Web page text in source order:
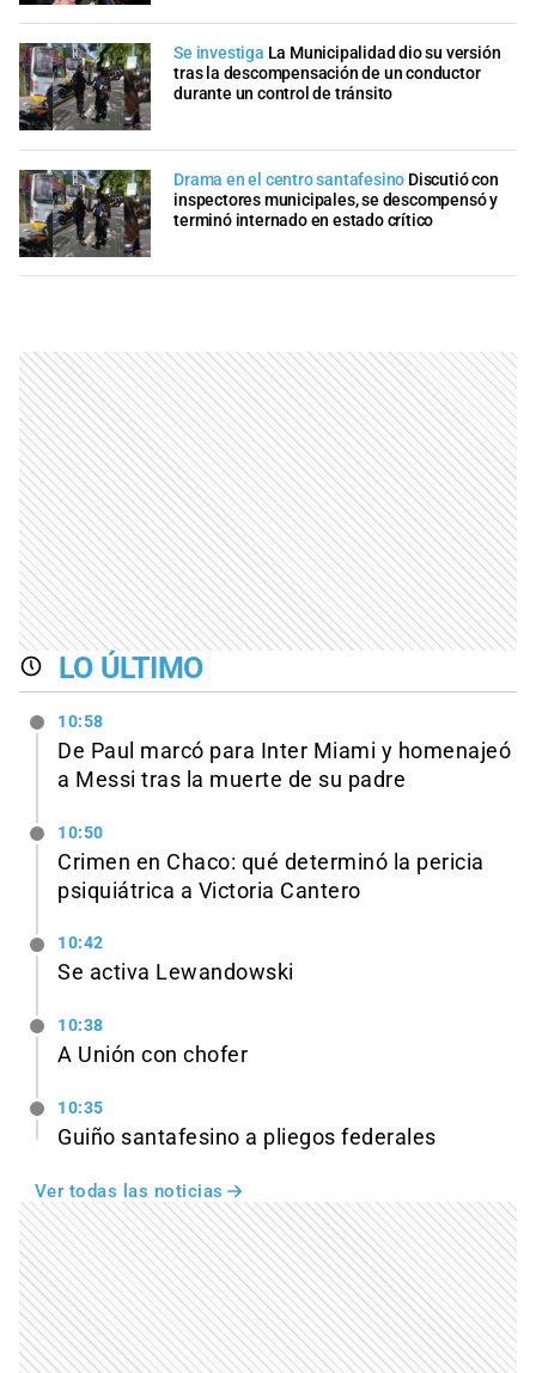
Se investiga La Municipalidad dio su versión
tras la descompensación de un conductor
durante un control de tránsito
Drama en el centro santafesino Discutió con
inspectores municipales, se descompensó y
terminó internado en estado crítico
LO ÚLTIMO
10:58
De Paul marcó para Inter Miami y homenajeó
a Messi tras la muerte de su padre
10:50
Crimen en Chaco: qué determinó la pericia
psiquiátrica a Victoria Cantero
10:42
Se activa Lewandowski
10:38
A Unión con chofer
10:35
Guiño santafesino a pliegos federales
Ver todas las noticias